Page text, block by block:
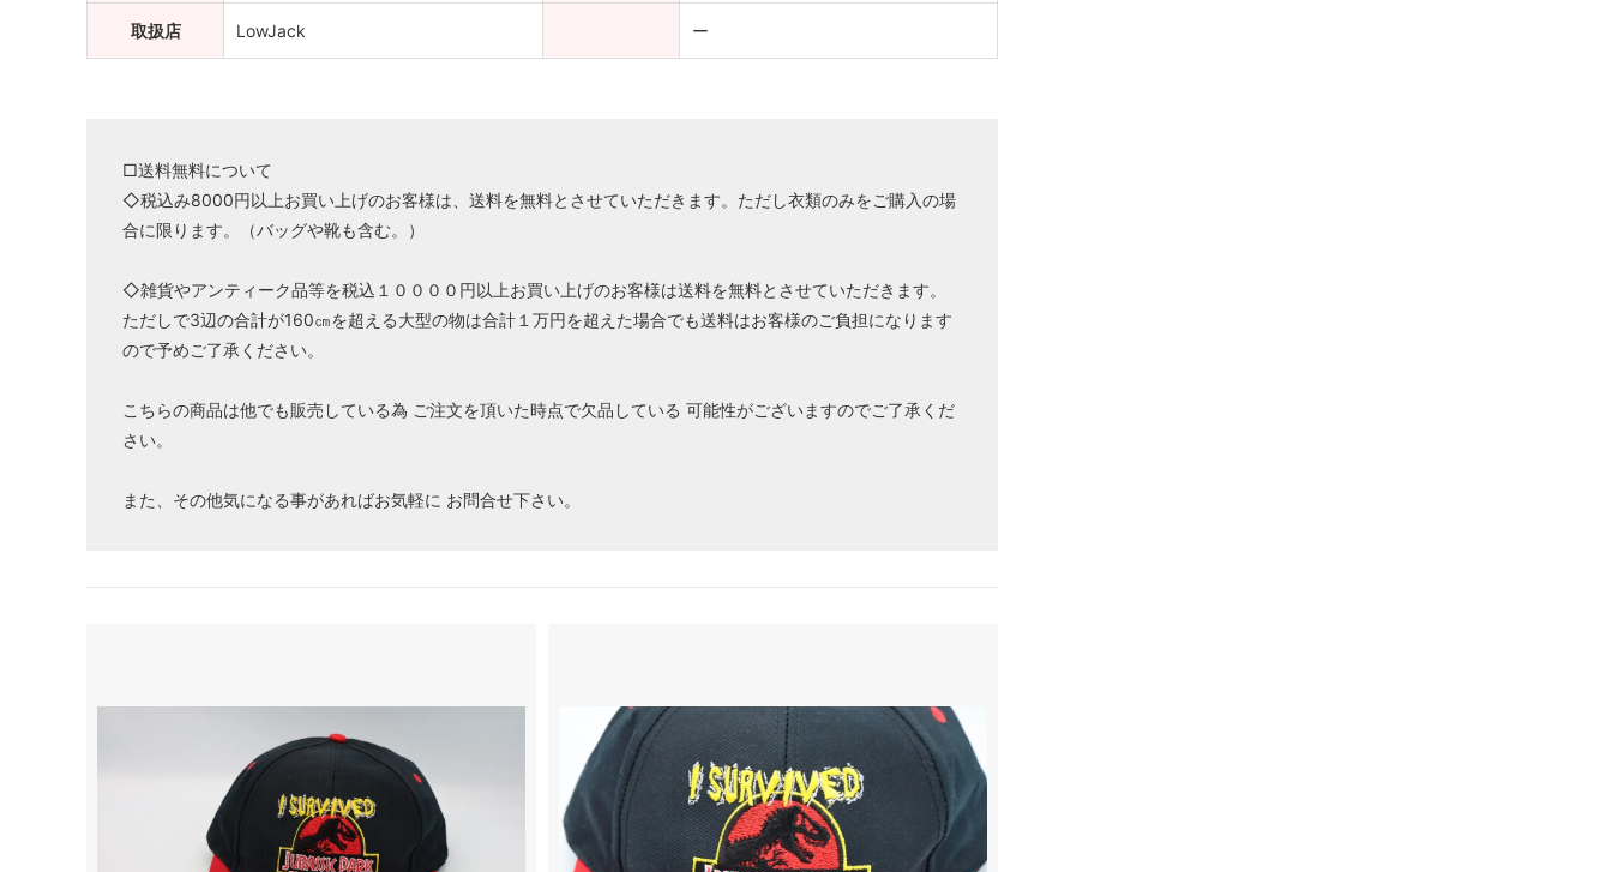
取扱店 LowJack ー
□送料無料について
◇税込み8000円以上お買い上げのお客様は、送料を無料とさせていただきます。ただし衣類のみをご購入の場
合に限ります。（バッグや靴も含む。）
◇雑貨やアンティーク品等を税込１００００円以上お買い上げのお客様は送料を無料とさせていただきます。
ただしで3辺の合計が160㎝を超える大型の物は合計１万円を超えた場合でも送料はお客様のご負担になります
ので予めご了承ください。
こちらの商品は他でも販売している為 ご注文を頂いた時点で欠品している 可能性がございますのでご了承くだ
さい。
また、その他気になる事があればお気軽に お問合せ下さい。